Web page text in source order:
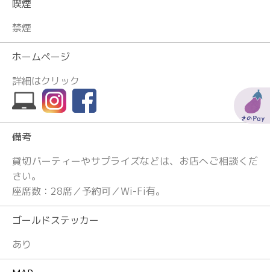
喫煙
禁煙
ホームページ
詳細はクリック
備考
貸切パーティーやサプライズなどは、お店へご相談くだ
さい。
座席数：28席／予約可／Wi-Fi有。
ゴールドステッカー
あり